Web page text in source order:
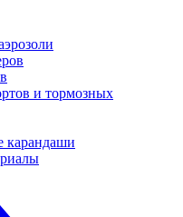
и тормозных
карандаши